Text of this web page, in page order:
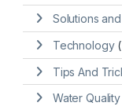
Solutions
Technology
Tips And
Water